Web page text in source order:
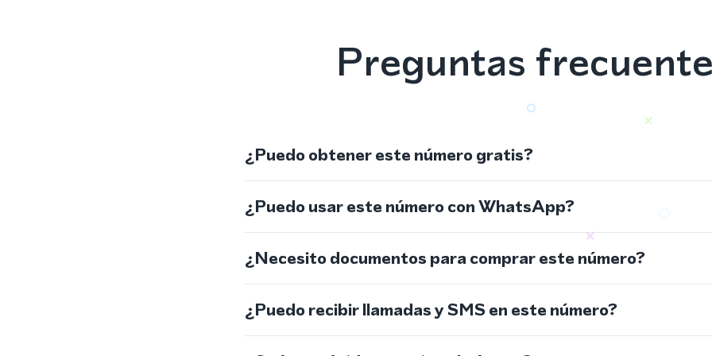
Preguntas
¿Puedo obtener este número gratis?
¿Puedo usar este número con WhatsApp?
¿Necesito documentos para comprar este número?
¿Puedo recibir llamadas y SMS en este número?